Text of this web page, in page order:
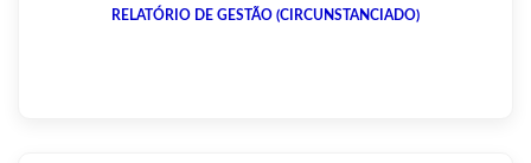
RELATÓRIO DE GESTÃO (CIRCUNSTANCIADO)